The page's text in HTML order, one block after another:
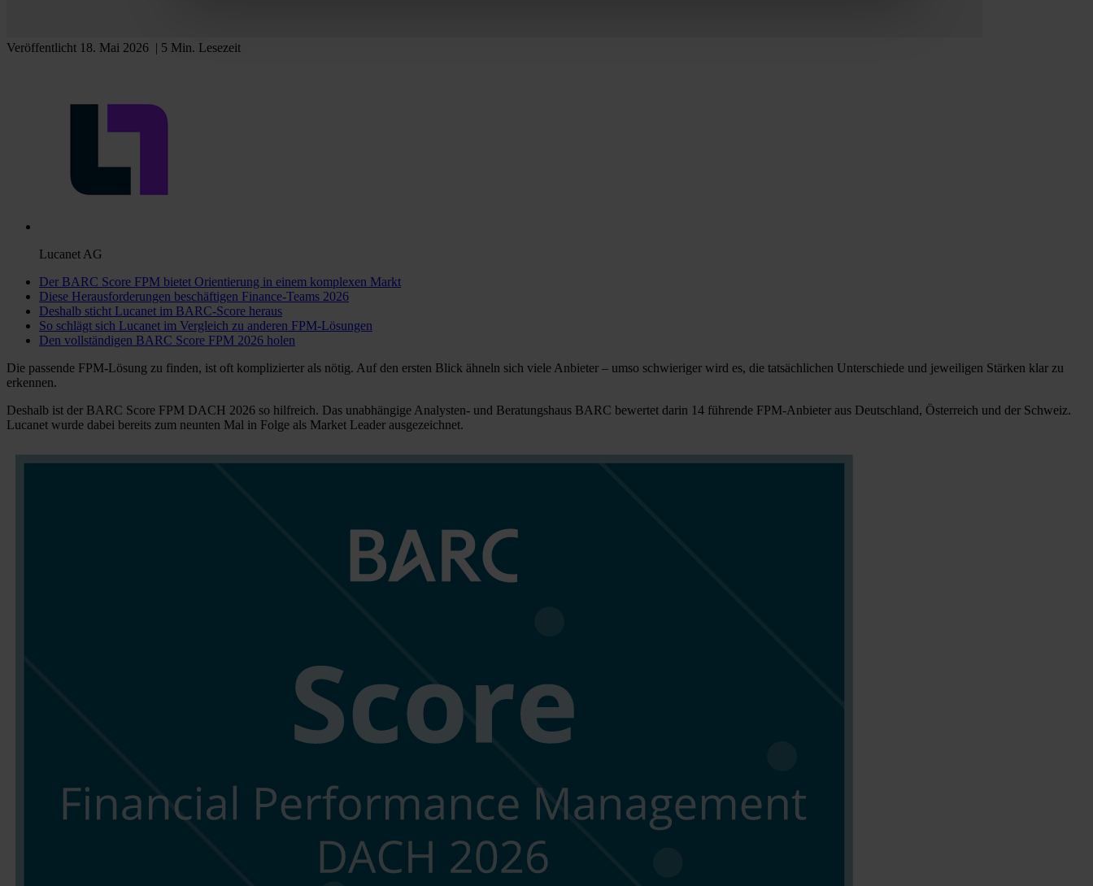
Veröffentlicht 18. Mai 2026 | 5 Min. Lesezeit
Lucanet AG
Der BARC Score FPM bietet Orientierung in einem komplexen Markt
Diese Herausforderungen beschäftigen Finance-Teams 2026
Deshalb sticht Lucanet im BARC-Score heraus
So schlägt sich Lucanet im Vergleich zu anderen FPM-Lösungen
Den vollständigen BARC Score FPM 2026 holen
Die passende FPM-Lösung zu finden, ist oft komplizierter als nötig. Auf den ersten Blick ähneln sich viele Anbieter – umso schwieriger wird es, die tatsächlichen Unterschiede und jeweiligen Stärken klar zu
erkennen.
Deshalb ist der BARC Score FPM DACH 2026 so hilfreich. Das unabhängige Analysten- und Beratungshaus BARC bewertet darin 14 führende FPM-Anbieter aus Deutschland, Österreich und der Schweiz.
Lucanet wurde dabei bereits zum neunten Mal in Folge als Market Leader ausgezeichnet.